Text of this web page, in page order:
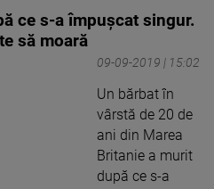
ce s-a împușcat singur.
să moară
09-09-2019 | 15:02
Un bărbat în
vârstă de 20 de
ani din Marea
Britanie a murit
după ce s-a